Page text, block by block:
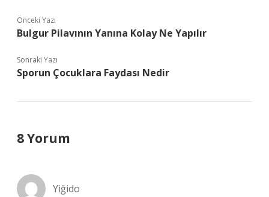
Önceki Yazı
Bulgur Pilavının Yanına Kolay Ne Yapılır
Sonraki Yazı
Sporun Çocuklara Faydası Nedir
8 Yorum
Yiğido